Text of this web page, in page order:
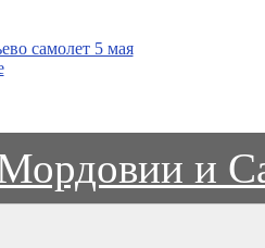
самолет 5 мая
и